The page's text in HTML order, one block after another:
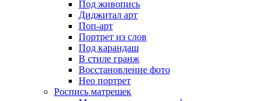
Под живопись
Диджитал арт
Поп-арт
Портрет из слов
Под карандаш
В стиле гранж
Восстановление фото
Нео портрет
Роспись матрешек